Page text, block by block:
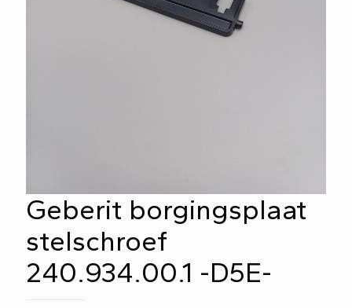
Geberit borgingsplaat
stelschroef
240.934.00.1 -D5E-